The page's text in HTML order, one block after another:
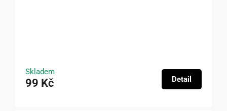
Skladem
99 Kč Detail